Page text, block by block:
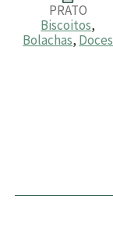
PRATO
Biscoitos,
Bolachas, Doces